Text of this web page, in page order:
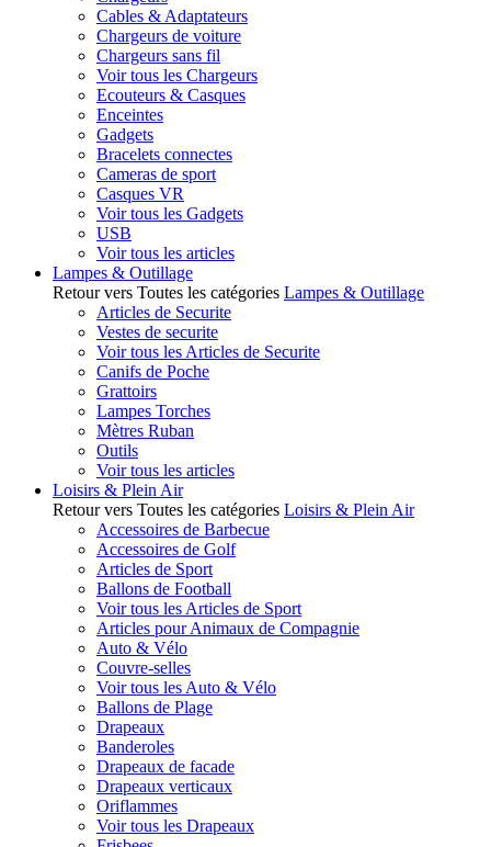
Cables & Adaptateurs
Chargeurs de voiture
Chargeurs sans fil
Voir tous les Chargeurs
Ecouteurs & Casques
Enceintes
Gadgets
Bracelets connectes
Cameras de sport
Casques VR
Voir tous les Gadgets
USB
Voir tous les articles
Lampes & Outillage
Retour vers Toutes les catégories Lampes & Outillage
Articles de Securite
Vestes de securite
Voir tous les Articles de Securite
Canifs de Poche
Grattoirs
Lampes Torches
Mètres Ruban
Outils
Voir tous les articles
Loisirs & Plein Air
Retour vers Toutes les catégories Loisirs & Plein Air
Accessoires de Barbecue
Accessoires de Golf
Articles de Sport
Ballons de Football
Voir tous les Articles de Sport
Articles pour Animaux de Compagnie
Auto & Vélo
Couvre-selles
Voir tous les Auto & Vélo
Ballons de Plage
Drapeaux
Banderoles
Drapeaux de facade
Drapeaux verticaux
Oriflammes
Voir tous les Drapeaux